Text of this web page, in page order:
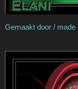
Gemaakt
Gemaakt